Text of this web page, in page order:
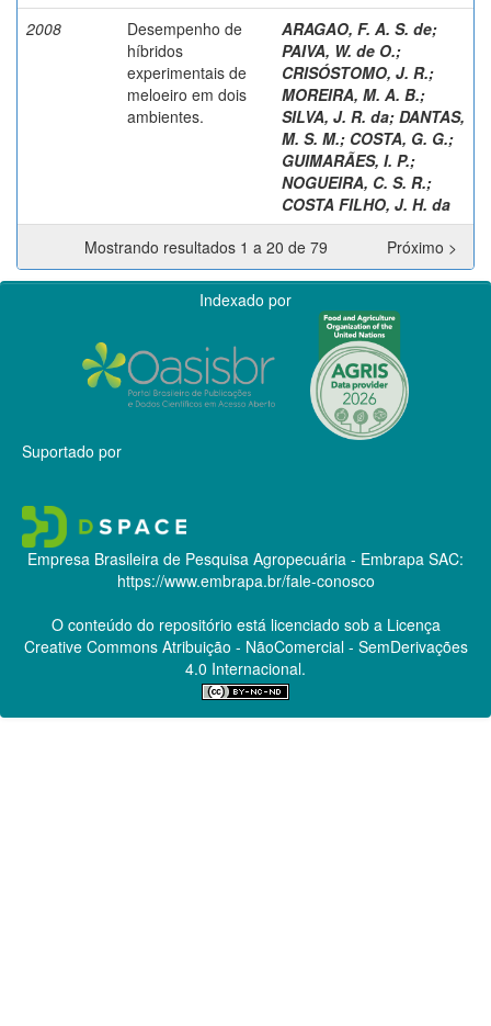
2008
Desempenho de
híbridos
experimentais de
meloeiro em dois
ambientes.
ARAGAO, F. A. S. de;
PAIVA, W. de O.;
CRISÓSTOMO, J. R.;
MOREIRA, M. A. B.;
SILVA, J. R. da; DANTAS,
M. S. M.; COSTA, G. G.;
GUIMARÃES, I. P.;
NOGUEIRA, C. S. R.;
COSTA FILHO, J. H. da
Mostrando resultados 1 a 20 de 79
Próximo >
Indexado por
Suportado por
Empresa Brasileira de Pesquisa Agropecuária - Embrapa SAC:
https://www.embrapa.br/fale-conosco
O conteúdo do repositório está licenciado sob a Licença
Creative CommonsAtribuição - NãoComercial - SemDerivações
4.0 Internacional.